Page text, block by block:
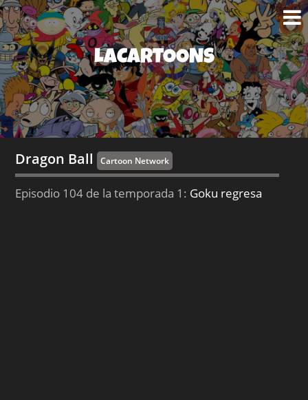
LACARTOONS
Dragon Ball Cartoon Network
Episodio 104 de la temporada 1: Goku regresa